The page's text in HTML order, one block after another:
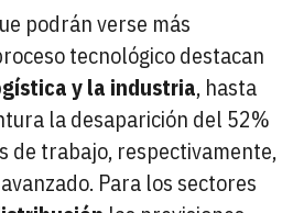
podrán verse más
tecnológico destacan
y la industria, hasta
la desaparición del 52%
de trabajo, respectivamente,
Para los sectores